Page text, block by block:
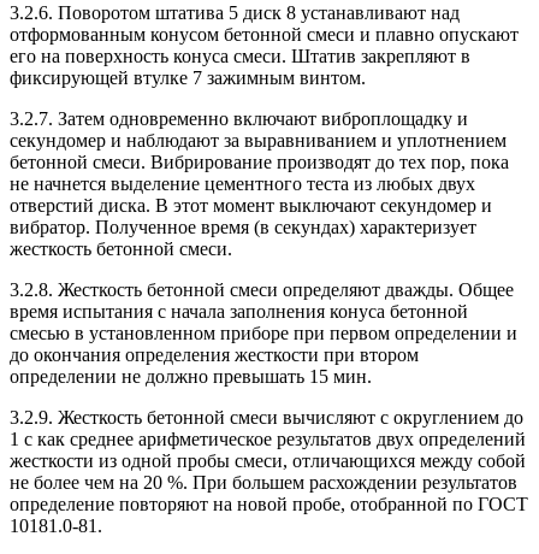
3.2.6. Поворотом штатива 5 диск 8 устанавливают над
отформованным конусом бетонной смеси и плавно опускают
его на поверхность конуса смеси. Штатив закрепляют в
фиксирующей втулке 7 зажимным винтом.
3.2.7. Затем одновременно включают виброплощадку и
секундомер и наблюдают за выравниванием и уплотнением
бетонной смеси. Вибрирование производят до тех пор, пока
не начнется выделение цементного теста из любых двух
отверстий диска. В этот момент выключают секундомер и
вибратор. Полученное время (в секундах) характеризует
жесткость бетонной смеси.
3.2.8. Жесткость бетонной смеси определяют дважды. Общее
время испытания с начала заполнения конуса бетонной
смесью в установленном приборе при первом определении и
до окончания определения жесткости при втором
определении не должно превышать 15 мин.
3.2.9. Жесткость бетонной смеси вычисляют с округлением до
1 с как среднее арифметическое результатов двух определений
жесткости из одной пробы смеси, отличающихся между собой
не более чем на 20 %. При большем расхождении результатов
определение повторяют на новой пробе, отобранной по ГОСТ
10181.0-81.